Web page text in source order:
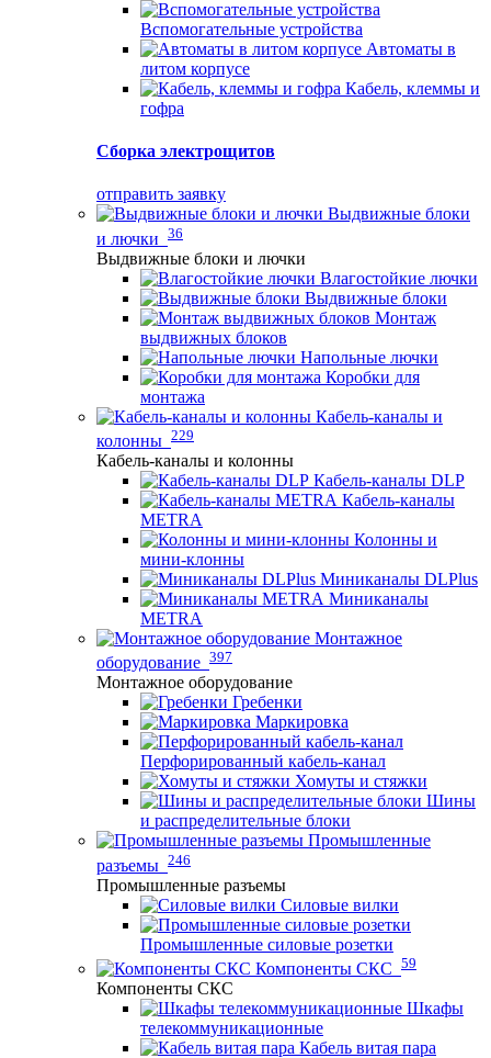
Вспомогательные устройства
Автоматы в
литом корпусе
Кабель, клеммы и
гофра
Сборка электрощитов
отправить заявку
Выдвижные блоки
и лючки 36
Выдвижные блоки и лючки
Влагостойкие лючки
Выдвижные блоки
Монтаж
выдвижных блоков
Напольные лючки
Коробки для
монтажа
Кабель-каналы и
колонны 229
Кабель-каналы и колонны
Кабель-каналы DLP
Кабель-каналы
METRA
Колонны и
мини-клонны
Миниканалы DLPlus
Миниканалы
METRA
Монтажное
оборудование 397
Монтажное оборудование
Гребенки
Маркировка
Перфорированный кабель-канал
Хомуты и стяжки
Шины
и распределительные блоки
Промышленные
разъемы 246
Промышленные разъемы
Силовые вилки
Промышленные силовые розетки
Компоненты СКС 59
Компоненты СКС
Шкафы
телекоммуникационные
Кабель витая пара